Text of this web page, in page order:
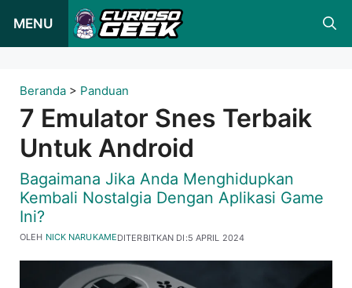
ke
MENU
Beranda > Panduan
7 Emulator Snes Terbaik
Untuk Android
Bagaimana Jika Anda Menghidupkan
Kembali Nostalgia Dengan Aplikasi Game
Ini?
DITERBITKAN DI:5 APRIL 2024
OLEH NICK NARUKAME